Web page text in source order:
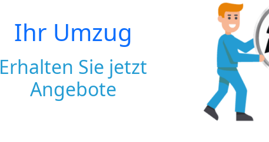
Ihr Umzug
Erhalten Sie jetzt
Angebote